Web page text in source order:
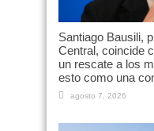
Santiago Bausili,
Central, coincide
un rescate a los
esto como una
agosto 7, 2026